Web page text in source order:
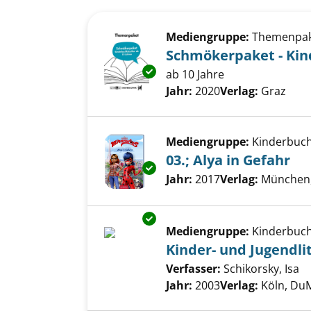
Exemplar-Details von
Mediengruppe:
Schmökerpaket -
ab 10 Jahre
Suche nach diesem
Jahr: 2020Verlag: Graz
Exemplar-Details von 03.; Alya
Mediengruppe:
03.; Alya in Gefahr
Suche nach diesem
Jahr: 2017Verlag:
Exemplar-Details von Kinder-
Mediengruppe:
Kinder- und
Verfasser: Schikorsky, Isa
Jahr: 2003Verlag: Köln,